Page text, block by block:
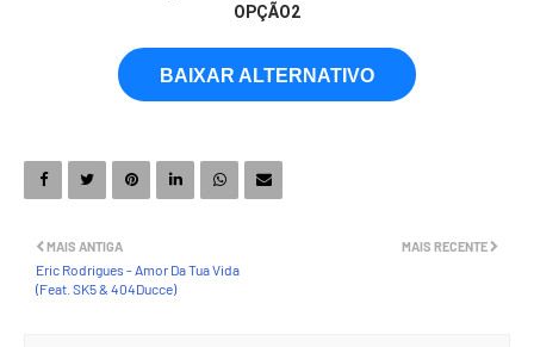
OPÇÃO2
BAIXAR ALTERNATIVO
MAIS RECENTE
MAIS ANTIGA
Eric Rodrigues - Amor Da Tua Vida
(Feat. SK5 & 404Ducce)